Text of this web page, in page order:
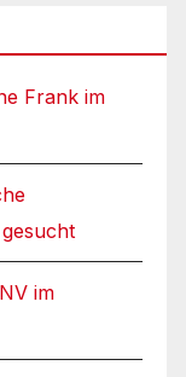
Frank im
im